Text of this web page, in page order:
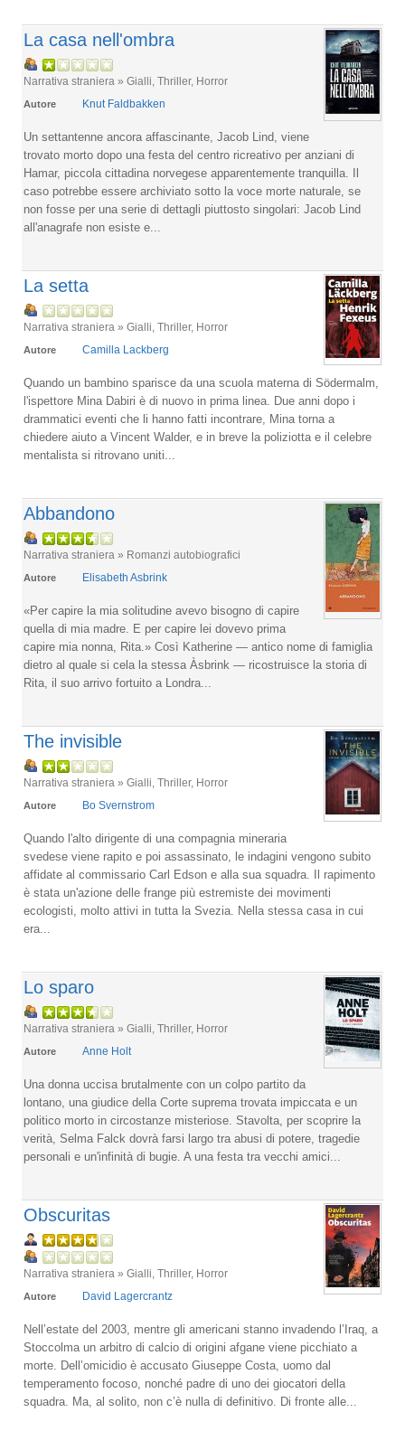
La casa nell'ombra
Narrativa straniera » Gialli, Thriller, Horror
Autore Knut Faldbakken
Un settantenne ancora affascinante, Jacob Lind, viene
trovato morto dopo una festa del centro ricreativo per anziani di
Hamar, piccola cittadina norvegese apparentemente tranquilla. Il
caso potrebbe essere archiviato sotto la voce morte naturale, se
non fosse per una serie di dettagli piuttosto singolari: Jacob Lind
all'anagrafe non esiste e...
La setta
Narrativa straniera » Gialli, Thriller, Horror
Autore Camilla Lackberg
Quando un bambino sparisce da una scuola materna di Södermalm,
l'ispettore Mina Dabiri è di nuovo in prima linea. Due anni dopo i
drammatici eventi che li hanno fatti incontrare, Mina torna a
chiedere aiuto a Vincent Walder, e in breve la poliziotta e il celebre
mentalista si ritrovano uniti...
Abbandono
Narrativa straniera » Romanzi autobiografici
Autore Elisabeth Asbrink
«Per capire la mia solitudine avevo bisogno di capire
quella di mia madre. E per capire lei dovevo prima
capire mia nonna, Rita.» Così Katherine ― antico nome di famiglia
dietro al quale si cela la stessa Àsbrink ― ricostruisce la storia di
Rita, il suo arrivo fortuito a Londra...
The invisible
Narrativa straniera » Gialli, Thriller, Horror
Autore Bo Svernstrom
Quando l'alto dirigente di una compagnia mineraria
svedese viene rapito e poi assassinato, le indagini vengono subito
affidate al commissario Carl Edson e alla sua squadra. Il rapimento
è stata un'azione delle frange più estremiste dei movimenti
ecologisti, molto attivi in tutta la Svezia. Nella stessa casa in cui
era...
Lo sparo
Narrativa straniera » Gialli, Thriller, Horror
Autore Anne Holt
Una donna uccisa brutalmente con un colpo partito da
lontano, una giudice della Corte suprema trovata impiccata e un
politico morto in circostanze misteriose. Stavolta, per scoprire la
verità, Selma Falck dovrà farsi largo tra abusi di potere, tragedie
personali e un'infinità di bugie. A una festa tra vecchi amici...
Obscuritas
Narrativa straniera » Gialli, Thriller, Horror
Autore David Lagercrantz
Nell’estate del 2003, mentre gli americani stanno invadendo l’Iraq, a
Stoccolma un arbitro di calcio di origini afgane viene picchiato a
morte. Dell’omicidio è accusato Giuseppe Costa, uomo dal
temperamento focoso, nonché padre di uno dei giocatori della
squadra. Ma, al solito, non c’è nulla di definitivo. Di fronte alle...